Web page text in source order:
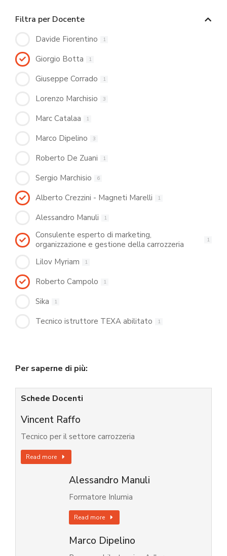
Filtra per Docente
Davide Fiorentino 1
Giorgio Botta 1
Giuseppe Corrado 1
Lorenzo Marchisio 3
Marc Catalaa 1
Marco Dipelino 3
Roberto De Zuani 1
Sergio Marchisio 6
Alberto Crezzini - Magneti Marelli 1
Alessandro Manuli 1
Consulente esperto di marketing,
organizzazione e gestione della carrozzeria
1
Lilov Myriam 1
Roberto Campolo 1
Sika 1
Tecnico istruttore TEXA abilitato 1
Per saperne di più:
Schede Docenti
Vincent Raffo
Tecnico per il settore carrozzeria
Read more
Alessandro Manuli
Formatore Inlumia
Read more
Marco Dipelino